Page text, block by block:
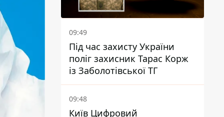
09:49
Під час захисту України
поліг захисник Тарас Корж
із Заболотівської ТГ
09:48
Київ Цифровий